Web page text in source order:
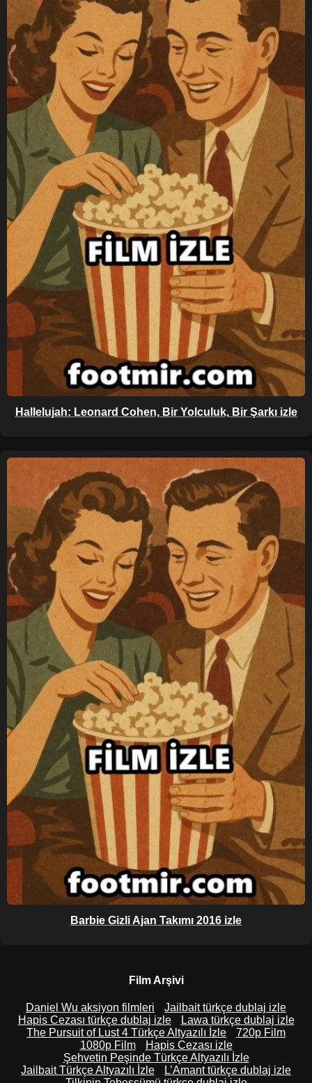
Hallelujah: Leonard Cohen, Bir Yolculuk, Bir Şarkı izle
Barbie Gizli Ajan Takımı 2016 izle
Film Arşivi
Daniel Wu aksiyon filmleri
Jailbait türkçe dublaj izle
Hapis Cezası türkçe dublaj izle
Lawa türkçe dublaj izle
The Pursuit of Lust 4 Türkçe Altyazılı İzle
720p Film
1080p Film
Hapis Cezası izle
Şehvetin Peşinde Türkçe Altyazılı İzle
Jailbait Türkçe Altyazılı İzle
L’Amant türkçe dublaj izle